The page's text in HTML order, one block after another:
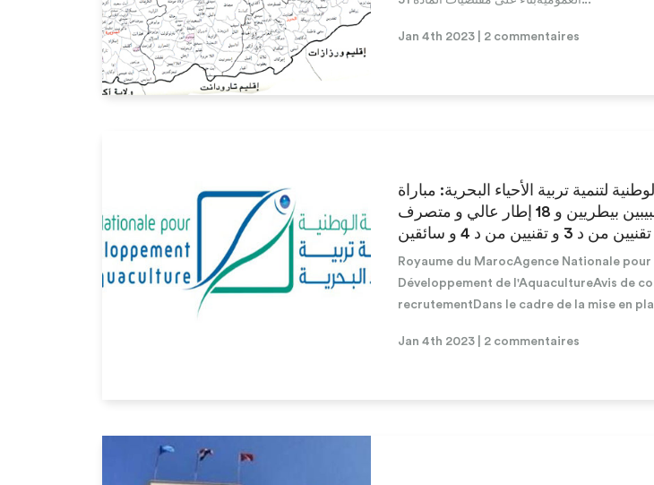
Lire la suite
Jan 4th 2023 | 2 commentaires
لتنمية تربية الأحياء البحرية: مباراة
توظيف طبيبين بيطريين و 18 إطار عالي و متصرف
Royaume du MarocAgence Nationale pour
Développement de l'AquacultureAvis de
recrutementDans le cadre de la mise en
Jan 4th 2023 | 2 commentaires